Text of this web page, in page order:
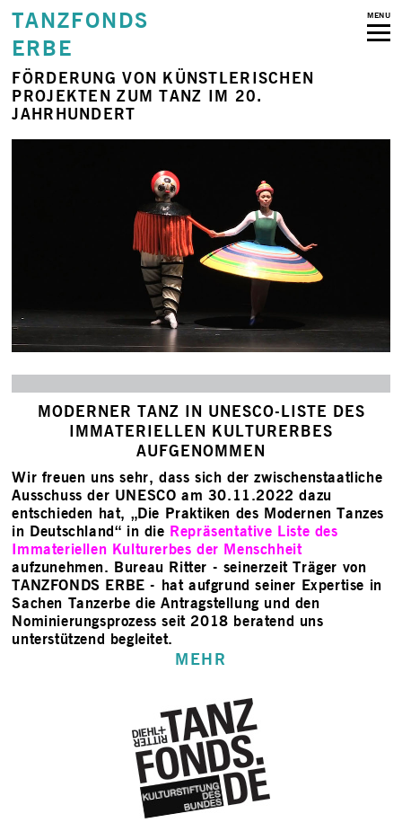
TANZFONDS
ERBE
MENU
FÖRDERUNG VON KÜNSTLERISCHEN
PROJEKTENZUM TANZ IM 20.
JAHRHUNDERT
MODERNER TANZ IN UNESCO-LISTE DES
IMMATERIELLEN KULTURERBES
AUFGENOMMEN
Wir freuen uns sehr, dass sich der zwischenstaatliche
Ausschuss der UNESCO am 30.11.2022 dazu
entschieden hat, „Die Praktiken des Modernen Tanzes
in Deutschland“ in die Repräsentative Liste des
Immateriellen Kulturerbes der Menschheit
aufzunehmen. Bureau Ritter - seinerzeit Träger von
TANZFONDS ERBE - hat aufgrund seiner Expertise in
Sachen Tanzerbe die Antragstellung und den
Nominierungsprozess seit 2018 beratend uns
unterstützend begleitet.
MEHR